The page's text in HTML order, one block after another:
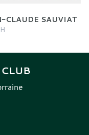
CLAUDE SAUVIAT